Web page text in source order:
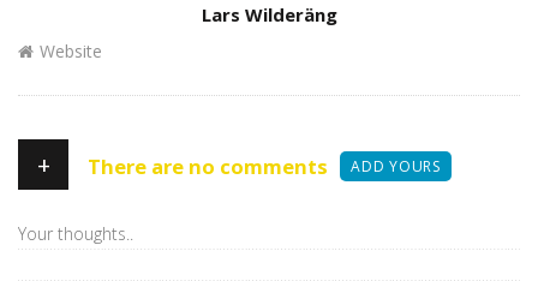
Lars Wilderäng
Website
+ There are no comments ADD YOURS